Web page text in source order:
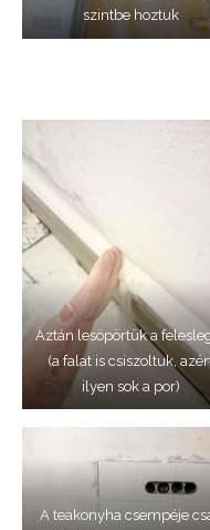
szintbe hoztuk
Aztán lesöpörtük a
(a falat is csiszoltuk,
ilyen sok a por)
A teakonyha csempéje